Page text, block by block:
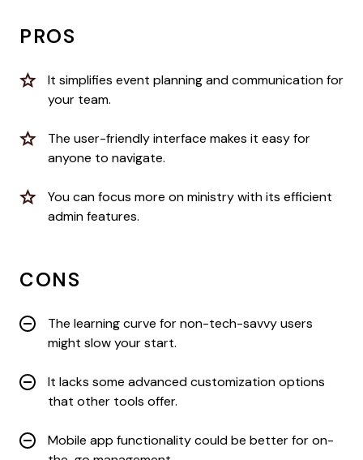
PROS
It simplifies event planning and communication for
your team.
The user-friendly interface makes it easy for
anyone to navigate.
You can focus more on ministry with its efficient
admin features.
CONS
The learning curve for non-tech-savvy users
might slow your start.
It lacks some advanced customization options
that other tools offer.
Mobile app functionality could be better for on-